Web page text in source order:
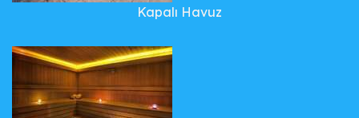
Kapalı Havuz